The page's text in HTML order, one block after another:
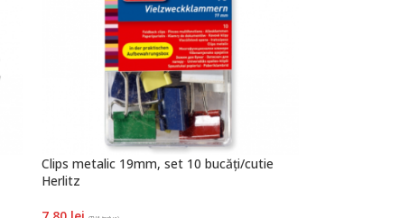
Clips metalic 19mm, set 10 bucăți/cutie
Herlitz